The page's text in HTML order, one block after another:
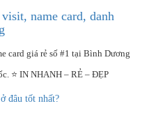
name card, danh
card giá rẻ số #1 tại Bình Dương
⭐ IN NHANH – RẺ – ĐẸP